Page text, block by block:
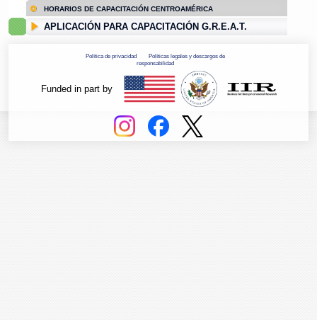
HORARIOS DE CAPACITACIÓN CENTROAMÉRICA
APLICACIÓN PARA CAPACITACIÓN G.R.E.A.T.
Política de privacidad
Políticas legales y descargos de
responsabilidad
Funded in part by